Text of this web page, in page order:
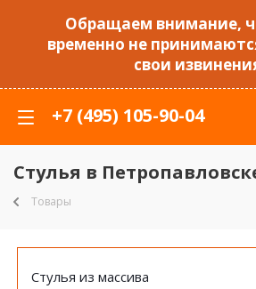
Обращаем внимание,
временно не
свои
+7 (495) 105-90-04
Стулья в
Товары
Стулья из массива